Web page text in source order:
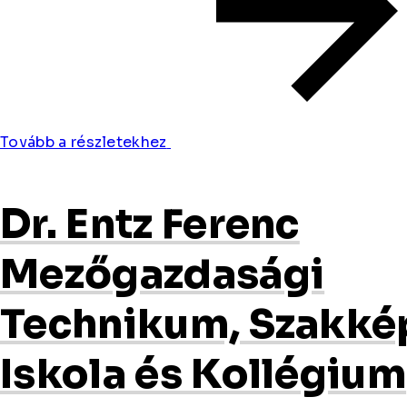
Tovább a részletekhez
Dr. Entz Ferenc
Mezőgazdasági
Technikum,
Iskola és Kollégium